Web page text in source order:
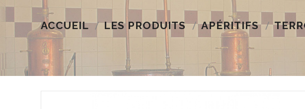
ACCUEIL LES PRODUITS APÉRITIFS